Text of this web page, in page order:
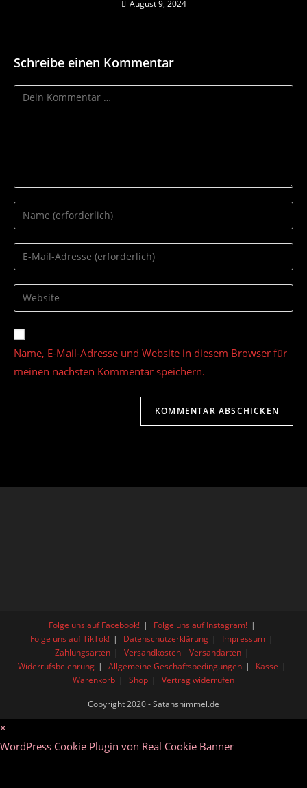
August 9, 2024
Schreibe einen Kommentar
Kommentar
Gib
deinen
Namen
oder
zum
Kommentieren
ein
Gib
deine
E-
Mail-
zum
Kommentieren
ein
Gib
deine
Website-
URL
ein
(optional)
Name, E-Mail-Adresse und Website in diesem Browser für
meinen nächsten Kommentar speichern.
Folge uns auf Facebook!
Folge uns auf Instagram!
Folge uns auf TikTok!
Datenschutzerklärung
Impressum
Zahlungsarten
Versandkosten – Versandarten
Widerrufsbelehrung
Allgemeine Geschäftsbedingungen
Kasse
Warenkorb
Shop Vertrag widerrufen
Copyright 2020 - Satanshimmel.de
×
WordPress Cookie Plugin von Real Cookie Banner